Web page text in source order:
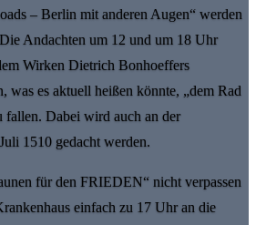
– Berlin mit anderen Augen“ werden
Andachten um 12 und um 18 Uhr
Wirken Dietrich Bonhoeffers
was es aktuell heißen könnte, „dem Rad
fallen. Dabei wird auch an der
1510 gedacht werden.
für den FRIEDEN“ nicht verpassen
einfach zu 17 Uhr an die